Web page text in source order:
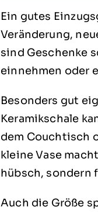
Ein gutes
Veränderung,
sind Geschenke
einnehmen oder
Besonders gut
Keramikschale
dem Couchtisch
kleine Vase
hübsch, sondern
Auch die Größe